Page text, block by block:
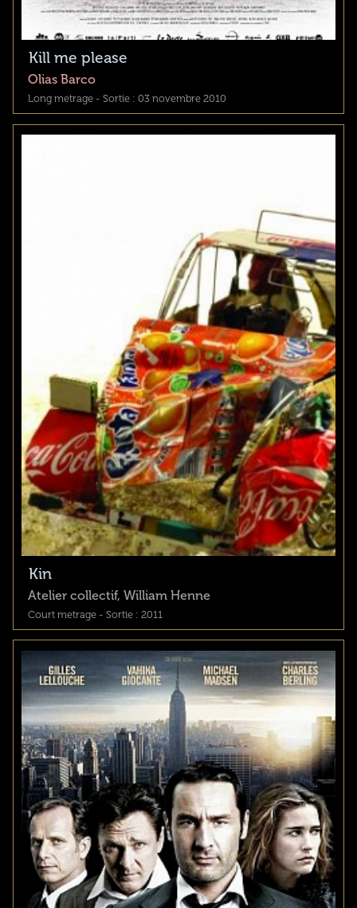
Kill me please
Olias Barco
Long metrage - Sortie : 03 novembre 2010
Kin
Atelier collectif, William Henne
Court metrage - Sortie : 2011